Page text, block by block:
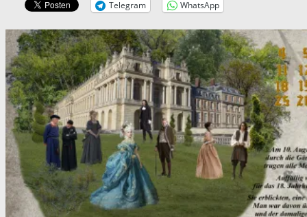
Telegram WhatsApp